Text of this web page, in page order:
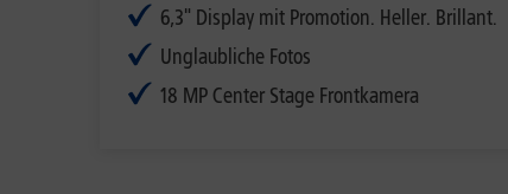
6,3" Display mit Promotion. Heller. Brillant.
Unglaubliche Fotos
18 MP Center Stage Frontkamera